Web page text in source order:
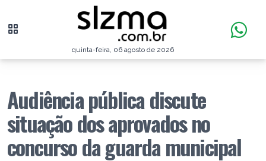
quinta-feira, 06 agosto de 2026
Audiência pública discute
situação dos aprovados no
concurso da guarda municipal